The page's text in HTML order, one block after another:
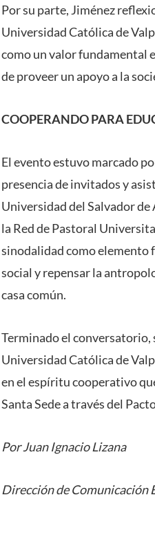
Por su parte, Jiménez
Universidad Católica de
como un valor fundamental
de proveer un apoyo a la
COOPERANDO PARA
El evento estuvo marcado
presencia de invitados y
Universidad del Salvador
la Red de Pastoral
sinodalidad como elemento
social y repensar la
casa común.
Terminado el conversatorio,
Universidad Católica de
en el espíritu cooperativo
Santa Sede a través del
Por Juan Ignacio Lizana
Dirección de Comunicación